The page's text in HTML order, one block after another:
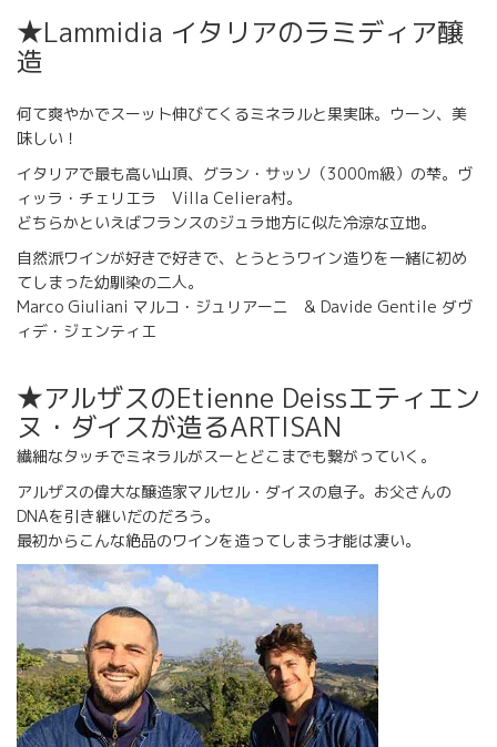
★Lammidia イタリアのラミディア醸
造
何て爽やかでスーット伸びてくるミネラルと果実味。ウーン、美
味しい！
イタリアで最も高い山頂、グラン・サッソ（3000m級）の梺。ヴ
ィッラ・チェリエラ Villa Celiera村。
どちらかといえばフランスのジュラ地方に似た冷涼な立地。
自然派ワインが好きで好きで、とうとうワイン造りを一緒に初め
てしまった幼馴染の二人。
Marco Giuliani マルコ・ジュリアーニ & Davide Gentile ダヴ
ィデ・ジェンティエ
★アルザスのEtienne Deissエティエン
ヌ・ダイスが造るARTISAN
繊細なタッチでミネラルがスーとどこまでも繋がっていく。
アルザスの偉大な醸造家マルセル・ダイスの息子。お父さんの
DNAを引き継いだのだろう。
最初からこんな絶品のワインを造ってしまう才能は凄い。